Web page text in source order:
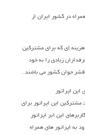
در کشور ایران از
ای که برای مشترکین
زیادی را به خود
جوان کشور می باشند .
اپراتور
این اپراتور برای
این ابر اپراتور
اپراتور های همراه